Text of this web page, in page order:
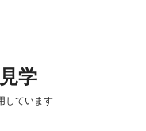
学
しています